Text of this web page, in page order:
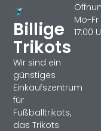
Billige
Trikots
Wir sind ein
günstiges
Einkaufszentrum
für
Fußballtrikots,
das Trikots
Mo-
17:00